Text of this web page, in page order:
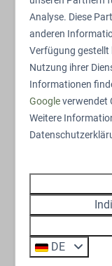
kann, für ein
Draußen bietet
Schutz, sondern
elektrischen
im Freien.
Bei diesem
zusätzlichen
Präferenz
zusätzliche
Das Exterieur
Energielabel:
Analyse. Diese
anderen
Verfügung gestellt
Nutzung ihrer
Informationen
Googleverwendet
Weitere
DE